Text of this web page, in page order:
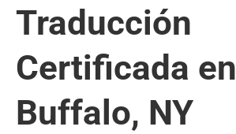
Traducción
Certificada en
Buffalo, NY